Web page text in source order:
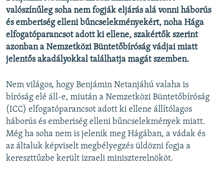
Valamennyi RFE/RL weboldal
valószínűleg soha nem fogják eljárás alá vonni háborús
és emberiség elleni bűncselekményekért, noha Hága
elfogatóparancsot adott ki ellene, szakértők szerint
azonban a Nemzetközi Büntetőbíróság vádjai miatt
jelentős akadályokkal találhatja magát szemben.
Nem világos, hogy Benjámin Netanjáhú valaha is
bíróság elé áll-e, miután a Nemzetközi Büntetőbíróság
(ICC) elfogatóparancsot adott ki ellene állítólagos
háborús és emberiség elleni bűncselekmények miatt.
Még ha soha nem is jelenik meg Hágában, a vádak és
az általuk képviselt megbélyegzés üldözni fogja a
kereszttűzbe került izraeli miniszterelnököt.